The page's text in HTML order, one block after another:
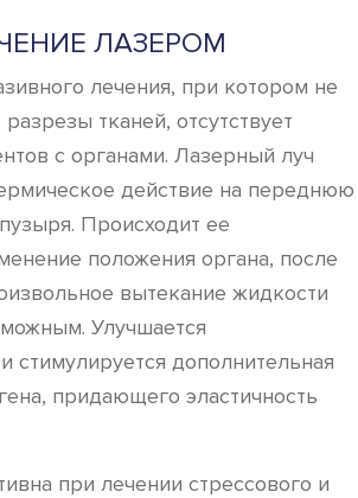
ЛАЗЕРОМ
лечения, при котором не
тканей, отсутствует
с органами. Лазерный луч
действие на переднюю
Происходит ее
положения органа, после
вытекание жидкости
Улучшается
стимулируется дополнительная
придающего эластичность
при лечении стрессового и